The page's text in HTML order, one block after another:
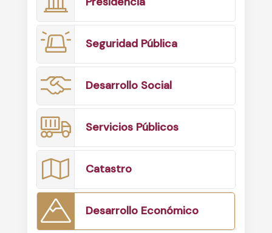
Seguridad Pública
Desarrollo Social
Servicios Públicos
Catastro
Desarrollo Económico